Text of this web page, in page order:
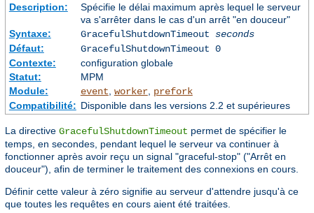
Description:
Spécifie le délai maximum après lequel le serveur
va s'arrêter dans le cas d'un arrêt "en douceur"
Syntaxe:
GracefulShutdownTimeout seconds
Défaut:
GracefulShutdownTimeout 0
Contexte:
configuration globale
Statut:
MPM
Module:
event worker, prefork
Compatibilité: Disponible dans les versions 2.2 et supérieures
La directive GracefulShutdownTimeout permet de spécifier le
temps, en secondes, pendant lequel le serveur va continuer à
fonctionner après avoir reçu un signal "graceful-stop" ("Arrêt en
douceur"), afin de terminer le traitement des connexions en cours.
Définir cette valeur à zéro signifie au serveur d'attendre jusqu'à ce
que toutes les requêtes en cours aient été traitées.